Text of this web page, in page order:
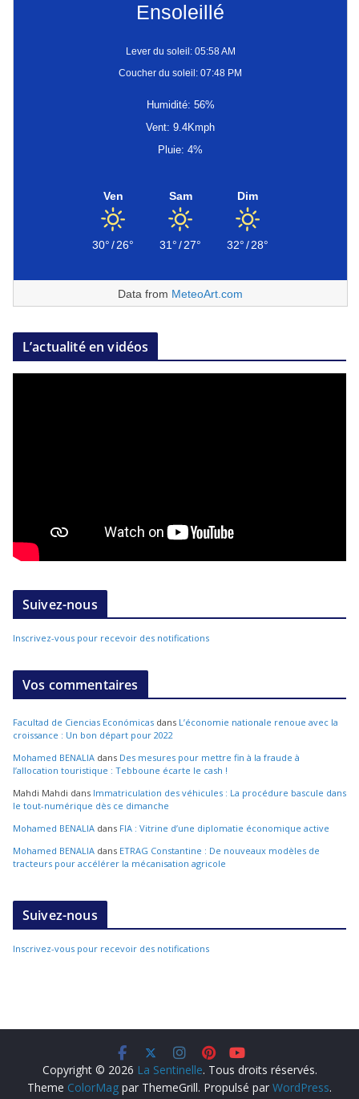
Ensoleillé
Lever du soleil: 05:58 AM
Coucher du soleil: 07:48 PM
Humidité: 56%
Vent: 9.4Kmph
Pluie: 4%
Ven
30°/26°
Sam
31°/27°
Dim
32°/28°
Data from MeteoArt.com
L’actualité en vidéos
Suivez-nous
Inscrivez-vous pour recevoir des notifications
Vos commentaires
Facultad de Ciencias Económicas dans L’économie nationale renoue avec la
croissance : Un bon départ pour 2022
Mohamed BENALIA dans Des mesures pour mettre fin à la fraude à
l’allocation touristique : Tebboune écarte le cash !
Mahdi Mahdi dans Immatriculation des véhicules : La procédure bascule dans
le tout-numérique dès ce dimanche
Mohamed BENALIA dans FIA : Vitrine d’une diplomatie économique active
Mohamed BENALIA dans ETRAG Constantine : De nouveaux modèles de
tracteurs pour accélérer la mécanisation agricole
Suivez-nous
Inscrivez-vous pour recevoir des notifications
Copyright © 2026 La Sentinelle. Tous droits réservés.
Theme ColorMag par ThemeGrill. Propulsé par WordPress.